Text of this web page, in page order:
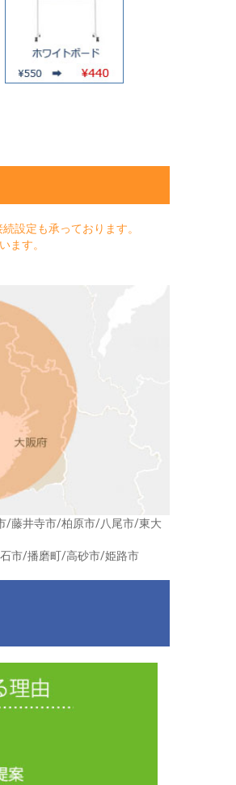
設定も承っております。
ます。
/藤井寺市/柏原市/八尾市/東大
市/播磨町/高砂市/姫路市